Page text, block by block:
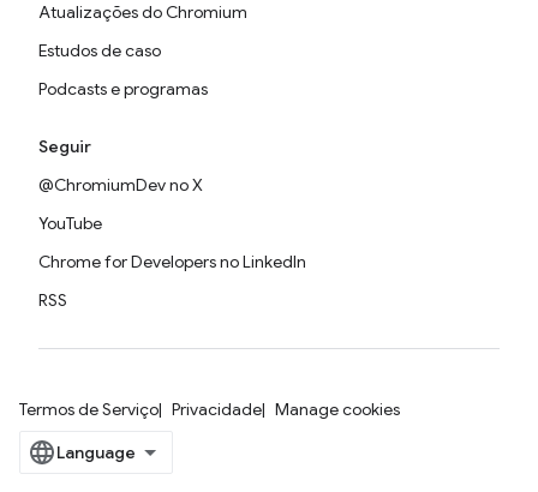
Atualizações do Chromium
Estudos de caso
Podcasts e programas
Seguir
@ChromiumDev no X
YouTube
Chrome for Developers no LinkedIn
RSS
Termos de Serviço Privacidade Manage cookies